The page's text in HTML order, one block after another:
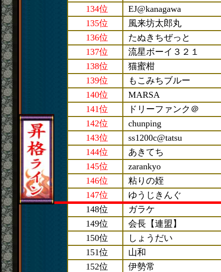
134位
EJ@kanagawa
135位
風来坊太郎丸
136位
たぬきちぜっと
137位
流星ボーイ３２１
138位
猫蜜柑
139位
もこみちブルー
140位
MARSA
141位
ドリーファンク＠
142位
chunping
143位
ss1200c@tatsu
144位
あきてち
145位
zarankyo
146位
粘りの姪
147位
ゆうじきんぐ
148位
ガラケ
149位
会長【連盟】
150位
しょうだい
151位
山和
152位
伊勢常